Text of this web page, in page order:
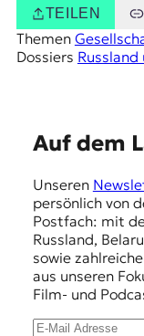
TEILEN
Themen
Dossiers Russland
Auf dem
Unseren
persönlich von
Postfach: mit
Russland,
sowie
aus unseren
Film- und